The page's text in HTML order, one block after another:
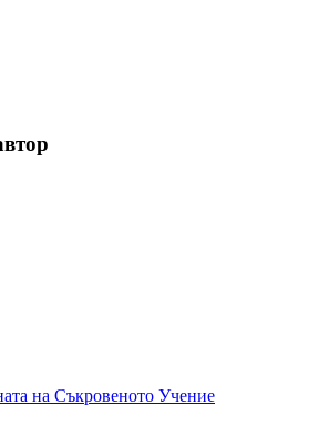
на Съкровеното Учение